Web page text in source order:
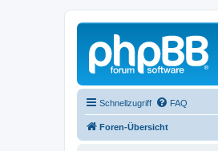
Schnellzugriff FAQ
Foren-Übersicht